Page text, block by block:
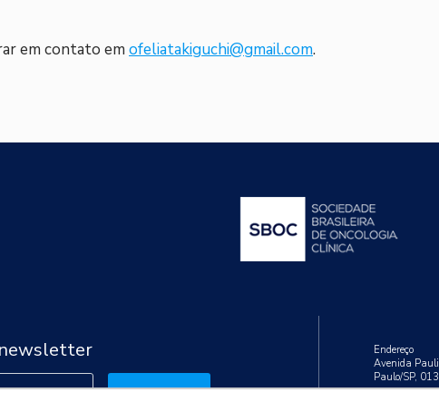
em contato em ofeliatakiguchi@gmail.com.
Endereço
Avenida
Paulo/SP,